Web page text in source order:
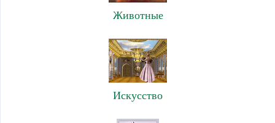
Животные
Искусство